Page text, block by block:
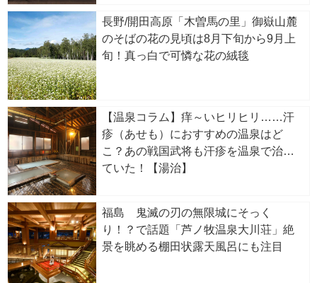
長野/開田高原「木曽馬の里」御嶽山麓
のそばの花の見頃は8月下旬から9月上
旬！真っ白で可憐な花の絨毯
【温泉コラム】痒～いヒリヒリ……汗
疹（あせも）におすすめの温泉はど
こ？あの戦国武将も汗疹を温泉で治し
ていた！【湯治】
福島 鬼滅の刃の無限城にそっく
り！？で話題「芦ノ牧温泉大川荘」絶
景を眺める棚田状露天風呂にも注目